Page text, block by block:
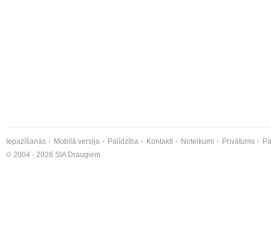
Iepazīšanās Mobilā versija Palīdzība Kontakti Noteikumi Privātums
© 2004 - 2026 SIA Draugiem